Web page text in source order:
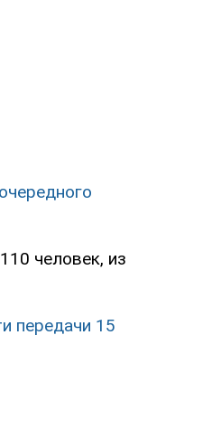
человек, из
передачи 15